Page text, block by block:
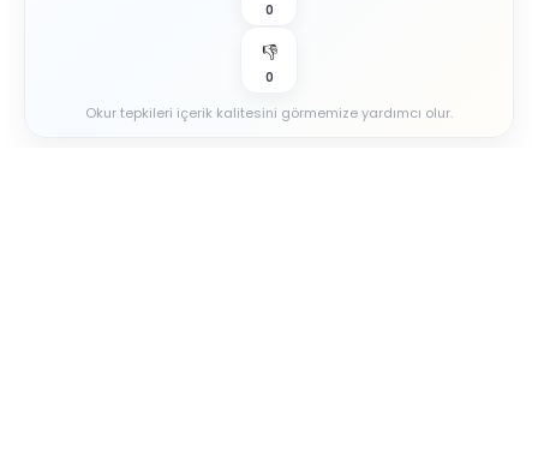
0
👎
0
Okur tepkileri içerik kalitesini görmemize yardımcı olur.